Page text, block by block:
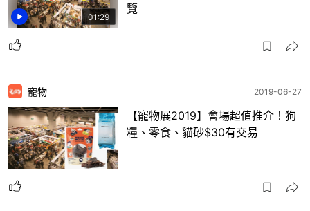
01:29
覽
寵物 2019-06-27
【寵物展2019】會場超值推介！狗
糧、零食、貓砂$30有交易